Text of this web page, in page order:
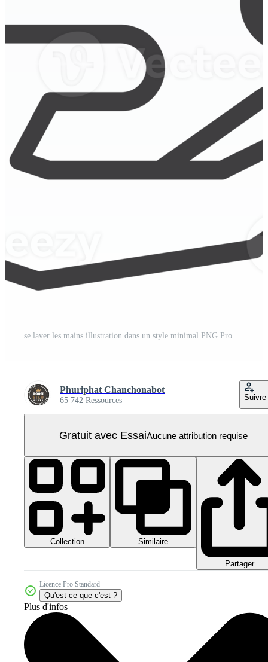
se laver les mains illustration dans un style minimal PNG Pro
Phuriphat Chanchonabot
65 742 Ressources Suivre
Gratuit avec EssaiAucune attribution requise
Collection Similaire
Partager
Licence Pro Standard
Qu'est-ce que c'est ?
Plus d'infos